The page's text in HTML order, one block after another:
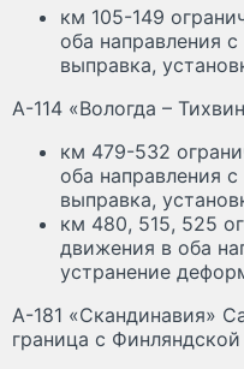
км 105-149
оба направления
выправка,
А-114 «Вологда –
км 479-532
оба направления
выправка,
км 480, 515, 525
движения в оба
устранение
А-181 «Скандинавия»
граница с